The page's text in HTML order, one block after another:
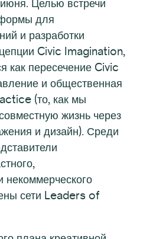
Целью встречи
для
и разработки
Civic Imagination,
как пересечение Civic
и общественная
(то, как мы
жизнь через
и дизайн). Среди
некоммерческого
сети Leaders of